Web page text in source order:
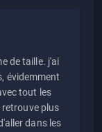
de taille. j'ai
évidemment
tout les
retrouve plus
dans les